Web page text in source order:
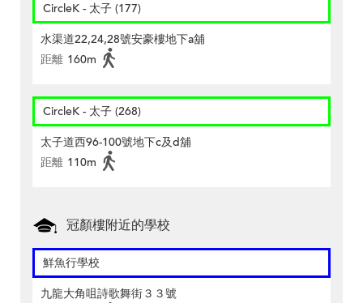
CircleK - 太子 (177)
水渠道22,24,28號安豪樓地下a舖
距離 160m
CircleK - 太子 (268)
太子道西96-100號地下c及d舖
距離 110m
冠顏樓附近的學校
鮮魚行學校
九龍大角咀詩歌舞街３３號